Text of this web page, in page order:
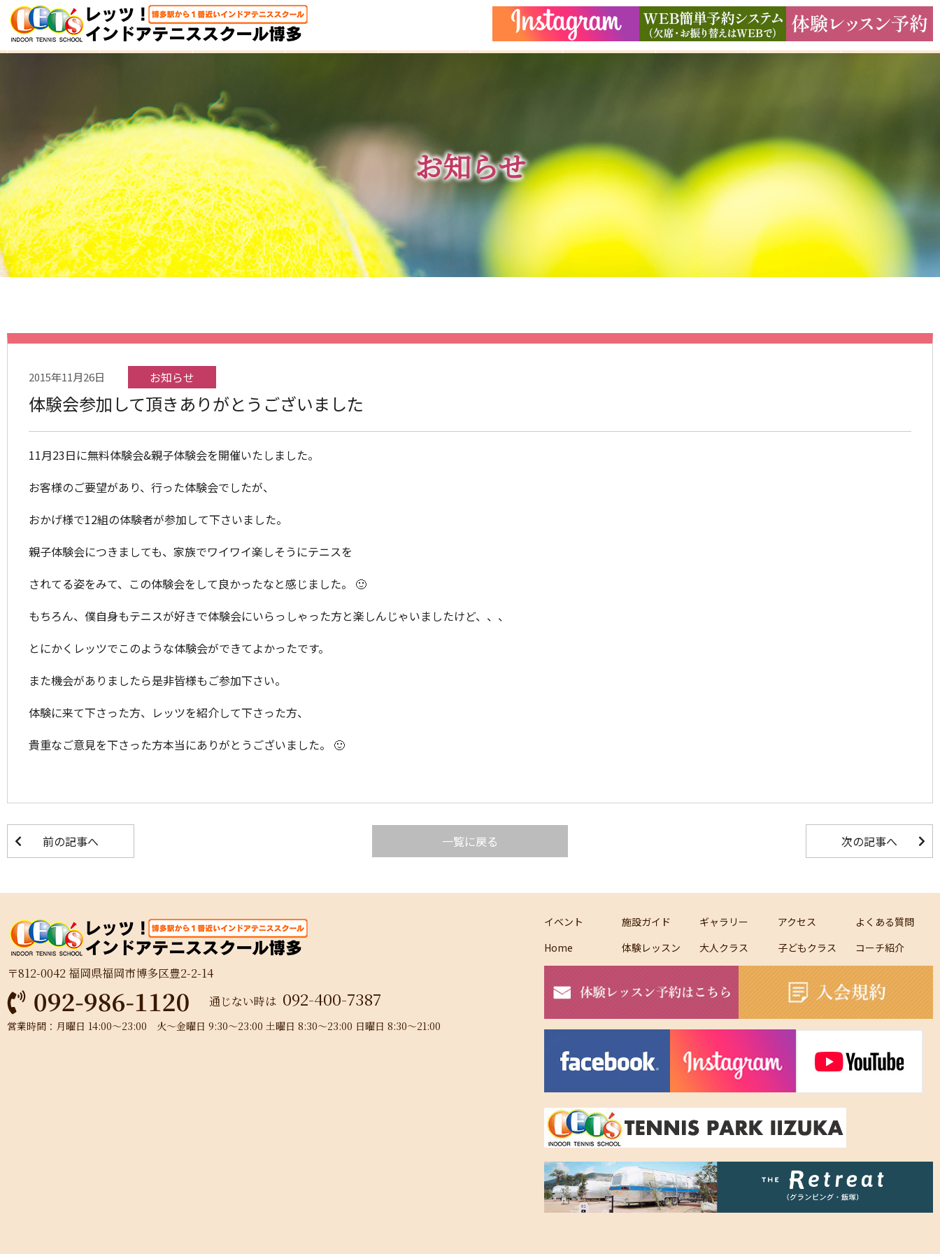
HOME 体験レッスン 大人クラス 子どもクラス イベント 施設ガイド ギャラリー アクセス よくある質問
お知らせ
2015年11月26日 お知らせ
体験会参加して頂きありがとうございました
11月23日に無料体験会&親子体験会を開催いたしました。
お客様のご要望があり、行った体験会でしたが、
おかげ様で12組の体験者が参加して下さいました。
親子体験会につきましても、家族でワイワイ楽しそうにテニスを
されてる姿をみて、この体験会をして良かったなと感じました。 🙂
もちろん、僕自身もテニスが好きで体験会にいらっしゃった方と楽しんじゃいましたけど、、、
とにかくレッツでこのような体験会ができてよかったです。
また機会がありましたら是非皆様もご参加下さい。
体験に来て下さった方、レッツを紹介して下さった方、
貴重なご意見を下さった方本当にありがとうございました。 🙂
前の記事へ 一覧に戻る 次の記事へ
〒812-0042 福岡県福岡市博多区豊2-2-14
通じない時は 092-400-7387
営業時間：月曜日 14:00～23:00 火～金曜日 9:30～23:00 土曜日 8:30～23:00 日曜日 8:30～21:00
イベント 施設ガイド ギャラリー アクセス
よくある質問
Home
体験レッスン 大人クラス 子どもクラス コーチ紹介